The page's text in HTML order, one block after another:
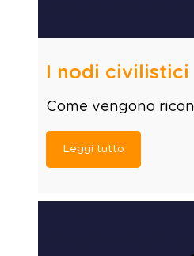
I nodi civilistici
Come vengono
Leggi tutto